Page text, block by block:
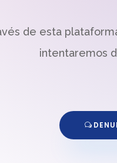
de esta
intentaremos